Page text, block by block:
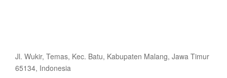
Jl. Wukir, Temas, Kec. Batu, Kabupaten Malang, Jawa Timur
65134, Indonesia